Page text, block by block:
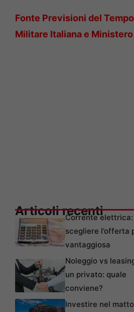
Fonte Previsioni del
Militare Italiana e
Articoli recenti
Corrente elettrica:
scegliere l’offerta
vantaggiosa
Noleggio vs
un privato: quale
conviene?
Investire nel